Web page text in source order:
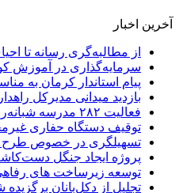
آخرین اخبار
از مطالبه‌گری رسانه تا
سرمایه‌گذاری در آموزش
پیام استاندار کرمان به
بازدید میدانی مدیرکل
فعالیت ۲۸۲ مدرسه شبانه‌روزی در استان کرمان، زمینه ساز تحقق عدالت آموزشی است
توقیف دستگاه حفاری
تسهیلگری در خصوص طرح
پروژه ایجاد جنگل
توسعه زیرساخت های
تجلیل از دکل‌بانان